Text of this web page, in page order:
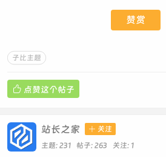
赞赏
子比主题
 点赞这个帖子
站长之家  关注
主题: 231 帖子: 263 关注: 1